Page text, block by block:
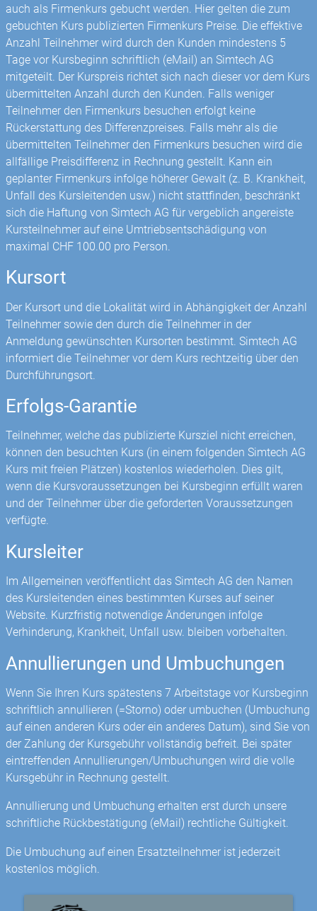
auch als Firmenkurs gebucht werden. Hier gelten die zum
gebuchten Kurs publizierten Firmenkurs Preise. Die effektive
Anzahl Teilnehmer wird durch den Kunden mindestens 5
Tage vor Kursbeginn schriftlich (eMail) an Simtech AG
mitgeteilt. Der Kurspreis richtet sich nach dieser vor dem Kurs
übermittelten Anzahl durch den Kunden. Falls weniger
Teilnehmer den Firmenkurs besuchen erfolgt keine
Rückerstattung des Differenzpreises. Falls mehr als die
übermittelten Teilnehmer den Firmenkurs besuchen wird die
allfällige Preisdifferenz in Rechnung gestellt. Kann ein
geplanter Firmenkurs infolge höherer Gewalt (z. B. Krankheit,
Unfall des Kursleitenden usw.) nicht stattfinden, beschränkt
sich die Haftung von Simtech AG für vergeblich angereiste
Kursteilnehmer auf eine Umtriebsentschädigung von
maximal CHF 100.00 pro Person.
Kursort
Der Kursort und die Lokalität wird in Abhängigkeit der Anzahl
Teilnehmer sowie den durch die Teilnehmer in der
Anmeldung gewünschten Kursorten bestimmt. Simtech AG
informiert die Teilnehmer vor dem Kurs rechtzeitig über den
Durchführungsort.
Erfolgs-Garantie
Teilnehmer, welche das publizierte Kursziel nicht erreichen,
können den besuchten Kurs (in einem folgenden Simtech AG
Kurs mit freien Plätzen) kostenlos wiederholen. Dies gilt,
wenn die Kursvoraussetzungen bei Kursbeginn erfüllt waren
und der Teilnehmer über die geforderten Voraussetzungen
verfügte.
Kursleiter
Im Allgemeinen veröffentlicht das Simtech AG den Namen
des Kursleitenden eines bestimmten Kurses auf seiner
Website. Kurzfristig notwendige Änderungen infolge
Verhinderung, Krankheit, Unfall usw. bleiben vorbehalten.
Annullierungen und Umbuchungen
Wenn Sie Ihren Kurs spätestens 7 Arbeitstage vor Kursbeginn
schriftlich annullieren (=Storno) oder umbuchen (Umbuchung
auf einen anderen Kurs oder ein anderes Datum), sind Sie von
der Zahlung der Kursgebühr vollständig befreit. Bei später
eintreffenden Annullierungen/Umbuchungen wird die volle
Kursgebühr in Rechnung gestellt.
Annullierung und Umbuchung erhalten erst durch unsere
schriftliche Rückbestätigung (eMail) rechtliche Gültigkeit.
Die Umbuchung auf einen Ersatzteilnehmer ist jederzeit
kostenlos möglich.